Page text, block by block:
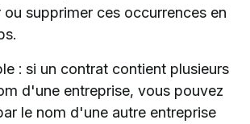
ou supprimer ces occurrences en
: si un contrat contient plusieurs
d'une entreprise, vous pouvez
le nom d'une autre entreprise